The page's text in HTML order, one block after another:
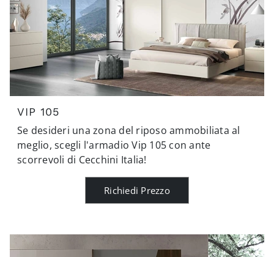
VIP 105
Se desideri una zona del riposo ammobiliata al
meglio, scegli l'armadio Vip 105 con ante
scorrevoli di Cecchini Italia!
Richiedi Prezzo